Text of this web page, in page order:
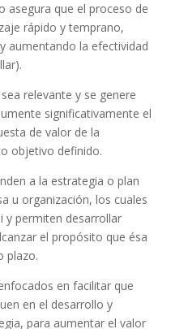
asegura que el proceso de
rápido y temprano,
aumentando la efectividad
relevante y se genere
significativamente el
de valor de la
objetivo definido.
a la estrategia o plan
u organización, los cuales
y permiten desarrollar
el propósito que ésa
plazo.
en facilitar que
en el desarrollo y
para aumentar el valor